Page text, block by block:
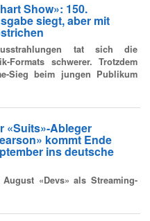
Show»: 150.
siegt, aber mit
tat sich die
Formats schwerer. Trotzdem
Sieg beim jungen Publikum
«Suits»-Ableger
kommt Ende
ins deutsche
«Devs» als Streaming-